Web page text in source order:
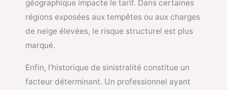
géographique impacte le tarif. Dans certaines
régions exposées aux tempêtes ou aux charges
de neige élevées, le risque structurel est plus
marqué.
Enfin, l’historique de sinistralité constitue un
facteur déterminant. Un professionnel ayant